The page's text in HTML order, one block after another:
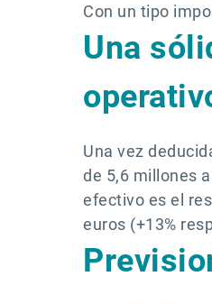
Con un tipo
Una
Una vez
de 5,6 millones
efectivo es el
euros (+13%